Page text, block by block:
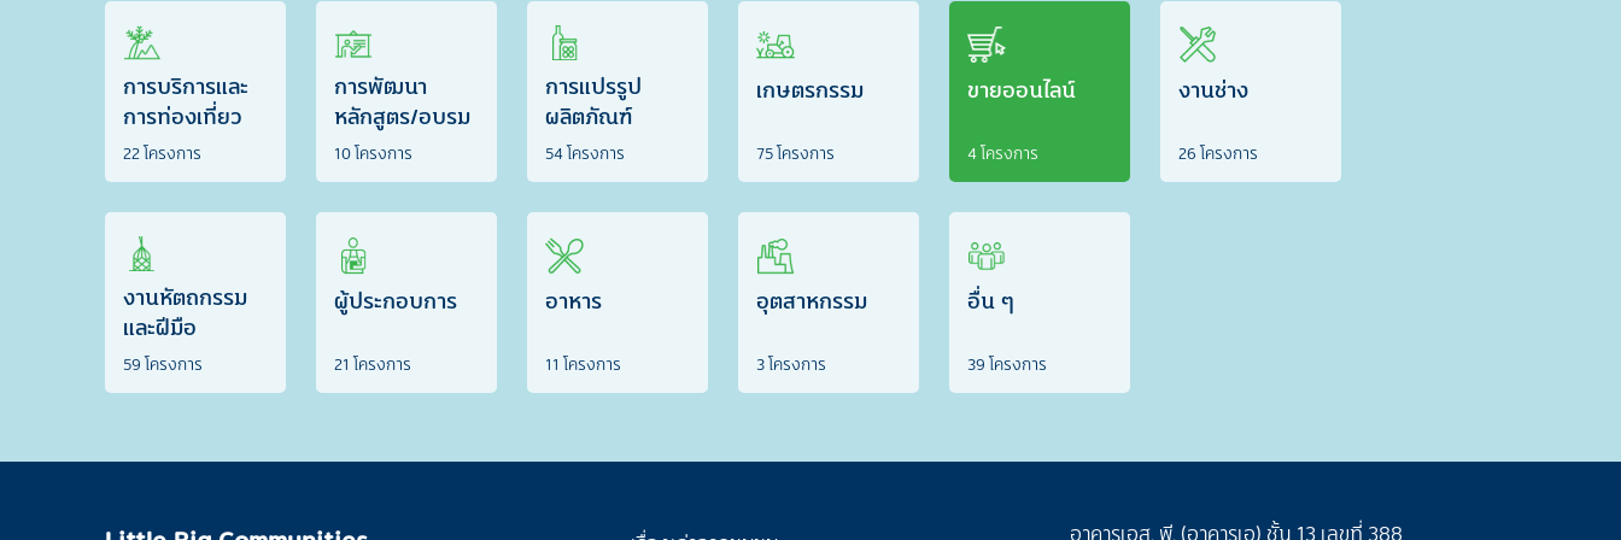
การบริการและ
การท่องเที่ยว
22 โครงการ
การพัฒนา
หลักสูตร/อบรม
10 โครงการ
การแปรรูป
ผลิตภัณฑ์
54 โครงการ
เกษตรกรรม
75 โครงการ
ขายออนไลน์
4 โครงการ
งานช่าง
26 โครงการ
งานหัตถกรรม
และฝีมือ
59 โครงการ
ผู้ประกอบการ
21 โครงการ
อาหาร
11 โครงการ
อุตสาหกรรม
3 โครงการ
อื่น ๆ
39 โครงการ
อาคารเอส. พี. (อาคารเอ) ชั้น 13 เลขที่ 388